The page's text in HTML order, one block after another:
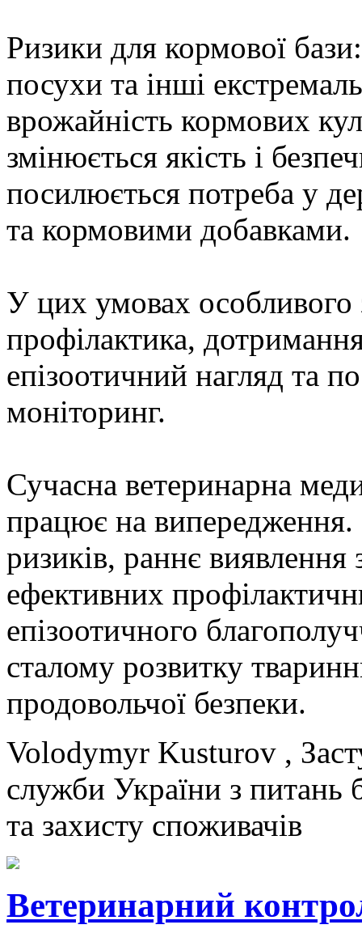
Ризики для кормової бази:
посухи та інші
врожайність кормових
змінюється якість і
посилюється потреба у
та кормовими добавками.
У цих умовах особливого
профілактика,
епізоотичний нагляд та
моніторинг.
Сучасна ветеринарна
працює на випередження.
ризиків, раннє виявлення
ефективних
епізоотичного
сталому розвитку
продовольчої безпеки.
Volodymyr Kusturov ,
служби України з питань
та захисту споживачів
Ветеринарний